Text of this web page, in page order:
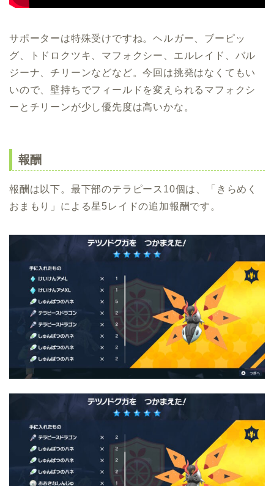
サポーターは特殊受けですね。ヘルガー、ブーピッ
グ、トドロクツキ、マフォクシー、エルレイド、バル
ジーナ、チリーンなどなど。今回は挑発はなくてもい
いので、壁持ちでフィールドを変えられるマフォクシ
ーとチリーンが少し優先度は高いかな。
報酬
報酬は以下。最下部のテラピース10個は、「きらめく
おまもり」による星5レイドの追加報酬です。